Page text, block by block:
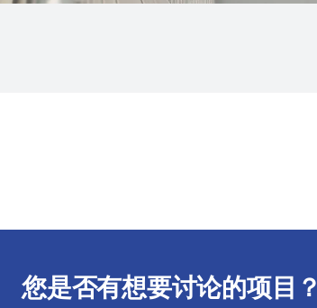
您是否有想要讨论的项目？